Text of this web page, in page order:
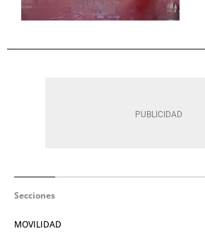
Secciones
MOVILIDAD